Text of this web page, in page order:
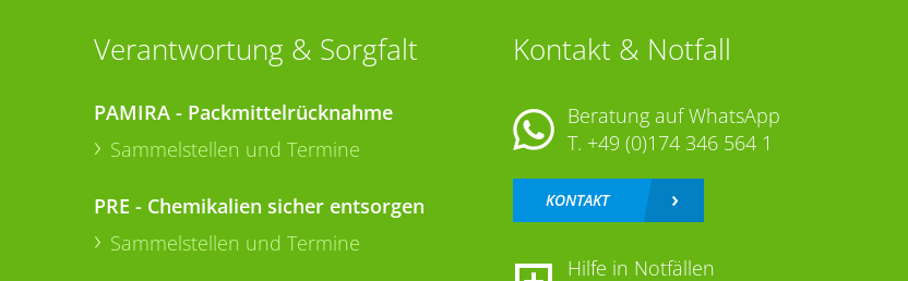
Verantwortung & Sorgfalt
PAMIRA - Packmittelrücknahme
Sammelstellen und Termine
PRE - Chemikalien sicher entsorgen
Sammelstellen und Termine
Kontakt & Notfall
Beratung auf WhatsApp
T. +49 (0)174 346 564 1
KONTAKT
Hilfe in Notfällen